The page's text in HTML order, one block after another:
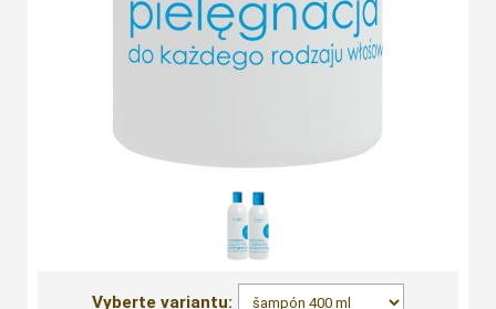
Vyberte variantu: